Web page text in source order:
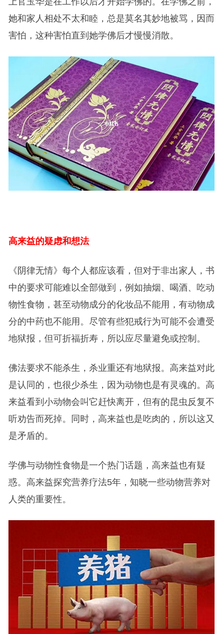
她和家人相处不太和睦，总是莫名其妙地被骂，因而
害怕，这种害怕直到她学佛后才慢慢消散。
高来益的疑虑和想法
《阴律无情》每个人都应该看，但对于非出家人，书
中的要求可能难以全部做到，例如抽烟、喝酒、吃动
物性食物，甚至动物成分的化妆品不能用，有动物成
分的中药也不能用。尽管有些犯戒行为可能不会遭受
地狱报，但可折福折寿，所以应尽量避免或控制。
佛法要求不能杀生，杀业重还有地狱报。高来益对此
是认同的，也很少杀生，因为动物也是有灵魂的。高
来益看到小动物会叫它赶快离开，但有的昆虫反复不
听劝告而死掉。同时，高来益也是吃肉的，所以这又
是矛盾的。
学佛与动物性食物是一个热门话题，高来益也有疑
惑。高来益探究营养疗法5年，知晓一些动物营养对
人类的重要性。